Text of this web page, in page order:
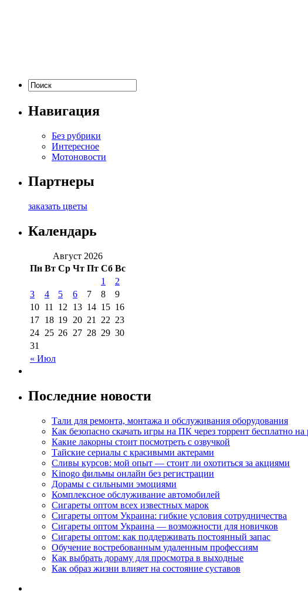
Навигация
Без рубрики
Интересное
Мотоновости
Партнеры
заказать цветы
Календарь
Август 2026
Пн Вт Ср Чт Пт Сб Вс
« Июл
1
2
3
4 5 6 7 8
9
10 11 12 13 14 15 16
17 18 19 20 21 22 23
24 25 26 27 28 29 30
31
Последние новости
Тали для ремонта, монтажа и обслуживания оборудования
Как безопасно скачать игры на ПК через торрент бесплатно на
Какие лакорны стоит посмотреть с озвучкой
Тайские сериалы с красивыми актерами
Сливы курсов: мой опыт — стоит ли охотиться за акциями
Kinogo фильмы онлайн без регистрации
Дорамы с сильными эмоциями
Комплексное обслуживание автомобилей
Сигареты оптом всех известных марок
Сигареты оптом Украина: гибкие условия сотрудничества
Сигареты оптом Украина — возможности для новичков
Сигареты оптом: как поддерживать постоянный запас
Обучение востребованным удаленным профессиям
Как выбрать дораму для просмотра в выходные
Как образ жизни влияет на состояние суставов